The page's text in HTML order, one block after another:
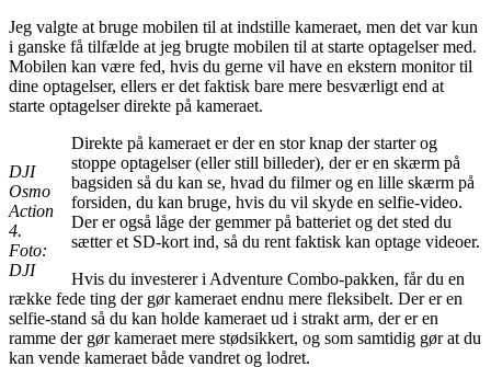
Jeg valgte at bruge mobilen til at indstille kameraet, men det var kun
i ganske få tilfælde at jeg brugte mobilen til at starte optagelser med.
Mobilen kan være fed, hvis du gerne vil have en ekstern monitor til
dine optagelser, ellers er det faktisk bare mere besværligt end at
starte optagelser direkte på kameraet.
DJI
Osmo
Action
4.
Foto:
DJI
Direkte på kameraet er der en stor knap der starter og
stoppe optagelser (eller still billeder), der er en skærm på
bagsiden så du kan se, hvad du filmer og en lille skærm på
forsiden, du kan bruge, hvis du vil skyde en selfie-video.
Der er også låge der gemmer på batteriet og det sted du
sætter et SD-kort ind, så du rent faktisk kan optage videoer.
Hvis du investerer i Adventure Combo-pakken, får du en
række fede ting der gør kameraet endnu mere fleksibelt. Der er en
selfie-stand så du kan holde kameraet ud i strakt arm, der er en
ramme der gør kameraet mere stødsikkert, og som samtidig gør at du
kan vende kameraet både vandret og lodret.